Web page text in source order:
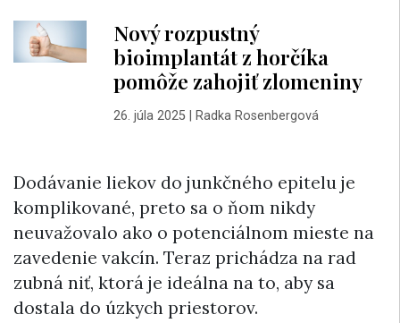
Nový rozpustný
bioimplantát z horčíka
pomôže zahojiť zlomeniny
26. júla 2025| Radka Rosenbergová
Dodávanie liekov do junkčného epitelu je
komplikované, preto sa o ňom nikdy
neuvažovalo ako o potenciálnom mieste na
zavedenie vakcín. Teraz prichádza na rad
zubná niť, ktorá je ideálna na to, aby sa
dostala do úzkych priestorov.